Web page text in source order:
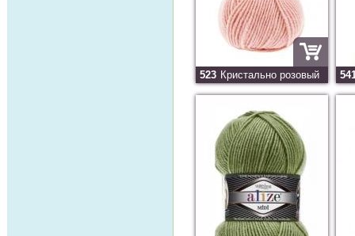
523 Кристально розовый